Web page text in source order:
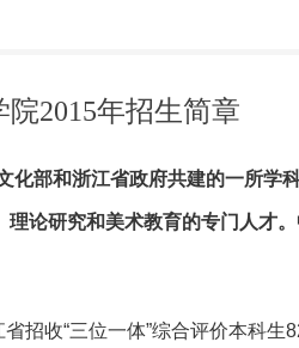
院2015年招生简章
部和浙江省政府共建的一所学
论研究和美术教育的专门人才
招收“三位一体”综合评价本科